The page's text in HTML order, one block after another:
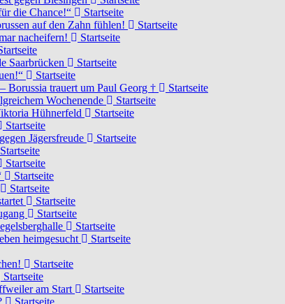
die Chance!“
Startseite
auf den Zahn fühlen!
Startseite
nacheifern!
Startseite
Saarbrücken
Startseite
Startseite
Borussia trauert um Paul Georg †
Startseite
Wochenende
Startseite
Hühnerfeld
Startseite
Startseite
Jägersfreude
Startseite
Startseite
Startseite
Startseite
Startseite
Startseite
Startseite
Startseite
heimgesucht
Startseite
Startseite
Startseite
am Start
Startseite
Startseite